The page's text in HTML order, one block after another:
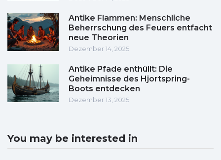
Antike Flammen: Menschliche
Beherrschung des Feuers entfacht
neue Theorien
Dezember 14, 2025
Antike Pfade enthüllt: Die
Geheimnisse des Hjortspring-
Boots entdecken
Dezember 13, 2025
You may be interested in